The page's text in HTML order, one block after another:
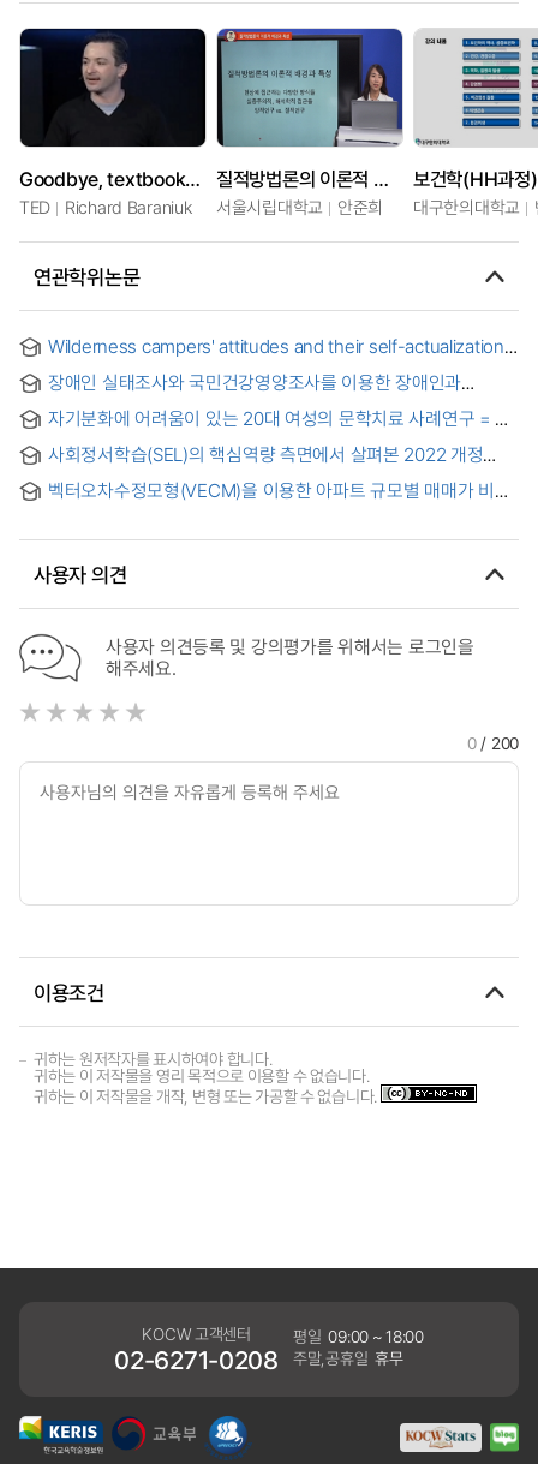
Goodbye, textbooks; hello, open-source learning
TED Richard Baraniuk
질적방법론의 이론적 배경과 쟁점
서울시립대학교 안준희
보건학(HH과정)
대구한의대학교
연관학위논문
Wilderness campers' attitudes and their self-actualization
장애인 실태조사와 국민건강영양조사를 이용한 장애인과
Comparison of trends in the prevalence of chronic
diseases and health behavior between the disabled and
non disabled : Using the National Survey of Disabled
Persons, and Korean National Health & Nutrition
자기분화에 어려움이 있는 20대 여성의 문학치료 사례연구 = A
with Difficulties in Self-Differentiation
사회정서학습(SEL)의 핵심역량 측면에서 살펴본 2022 개정
Analysis of the 2022 Revised Music Curriculum on Core
Based on Middle and High schools
벡터오차수정모형(VECM)을 이용한 아파트 규모별 매매가 비교
사용자 의견
사용자 의견등록 및 강의평가를 위해서는 로그인을
해주세요.
0/ 200
이용조건
귀하는 원저작자를 표시하여야 합니다.
귀하는 이 저작물을 영리 목적으로 이용할 수 없습니다.
귀하는 이 저작물을 개작, 변형 또는 가공할 수 없습니다.
KOCW 고객센터
02-6271-0208
평일 09:00 ~ 18:00
주말,공휴일 휴무